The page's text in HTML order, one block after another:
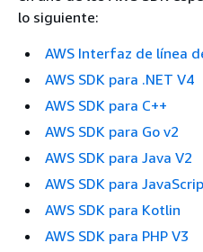
lo siguiente:
AWS Interfaz de línea
AWS SDK para .NET V4
AWS SDK para C++
AWS SDK para Go v2
AWS SDK para Java V2
AWS SDK para
AWS SDK para Kotlin
AWS SDK para PHP V3